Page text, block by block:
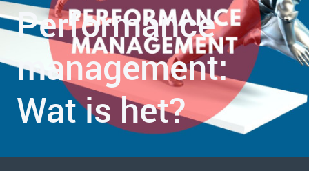
Performance
management:
Wat is het?